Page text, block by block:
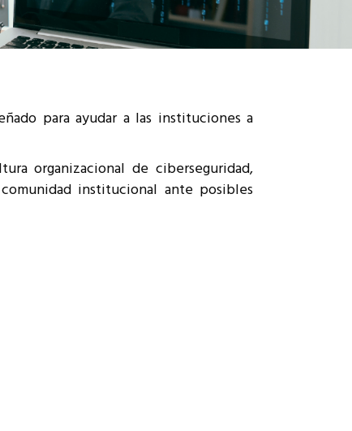
para ayudar a las instituciones a
organizacional de ciberseguridad,
institucional ante posibles